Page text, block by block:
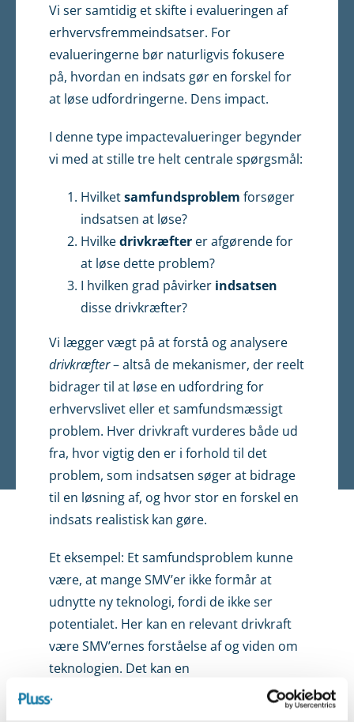
Vi ser samtidig et skifte i evalueringen af
erhvervsfremmeindsatser. For
evalueringerne bør naturligvis fokusere
på, hvordan en indsats gør en forskel for
at løse udfordringerne. Dens impact.
I denne type impactevalueringer begynder
vi med at stille tre helt centrale spørgsmål:
Hvilketsamfundsproblem forsøger
indsatsen at løse?
Hvilkedrivkræfter er afgørende for
at løse dette problem?
I hvilken grad påvirker indsatsen
disse drivkræfter?
Vi lægger vægt på at forstå og analysere
drivkræfter– altså de mekanismer, der reelt
bidrager til at løse en udfordring for
erhvervslivet eller et samfundsmæssigt
problem. Hver drivkraft vurderes både ud
fra, hvor vigtig den er i forhold til det
problem, som indsatsen søger at bidrage
til en løsning af, og hvor stor en forskel en
indsats realistisk kan gøre.
Et eksempel: Et samfundsproblem kunne
være, at mange SMV’er ikke formår at
udnytte ny teknologi, fordi de ikke ser
potentialet. Her kan en relevant drivkraft
være SMV’ernes forståelse af og viden om
teknologien. Det kan en
erhvervsfremmeindsats gøre en forskel
ved at øge SMV’ernes forståelse og viden.